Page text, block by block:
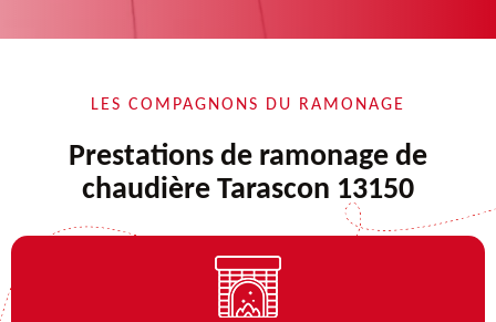
LES COMPAGNONS DU RAMONAGE
Prestations de ramonage de
chaudière Tarascon 13150